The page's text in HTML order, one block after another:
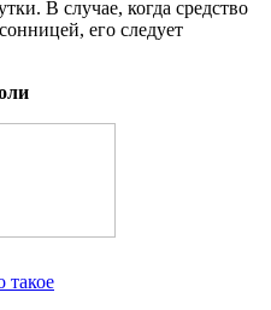
В случае, когда средство
его следует
такое